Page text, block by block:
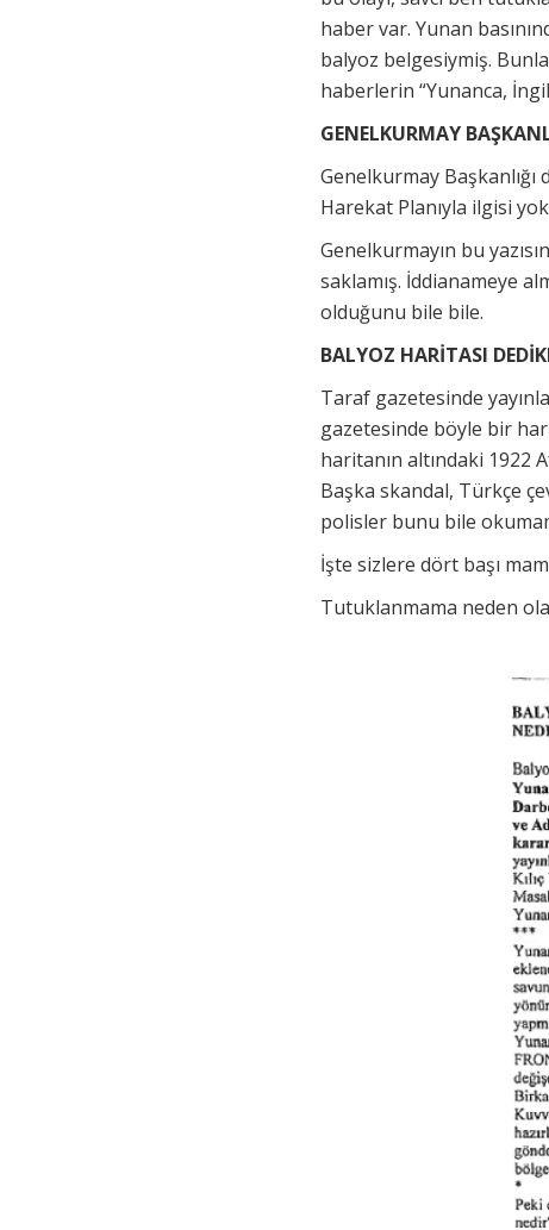
haber var. Yunan
balyoz belgesiymiş.
haberlerin “Yunanca,
GENELKURMAY
Genelkurmay Başkanlığı
Harekat Planıyla ilgisi
Genelkurmayın bu
saklamış. İddianameye
olduğunu bile bile.
BALYOZ HARİTASI
Taraf gazetesinde
gazetesinde böyle bir
haritanın altındaki 1922
Başka skandal, Türkçe
polisler bunu bile
İşte sizlere dört başı
Tutuklanmama neden